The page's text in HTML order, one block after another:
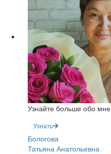
Узнайте больше обо мне
Узнать
Бологова
Татьяна Анатольевна